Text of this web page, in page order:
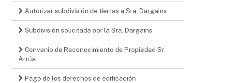
Autorizar subdivisión de tierras a Sra. Dargains
Subdivisión solicitada por la Sra. Dargains
Convenio de Reconocimiento de Propiedad Sr.
Arrúa
Pago de los derechos de edificación